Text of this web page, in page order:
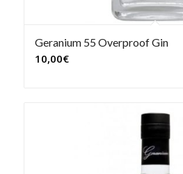
Geranium 55 Overproof Gin
10,00€